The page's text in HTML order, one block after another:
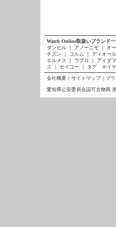
Watch Online取扱いブランド
ダンヒル
｜ アノーニモ ｜ オ
チズン
｜ コルム ｜ ディオール
エルメス
｜ ウブロ ｜ アイダ
ス
｜ セイコー ｜ タグ ホイ
会社概要 ｜ サイトマップ｜ プ
愛知県公安委員会認可古物商